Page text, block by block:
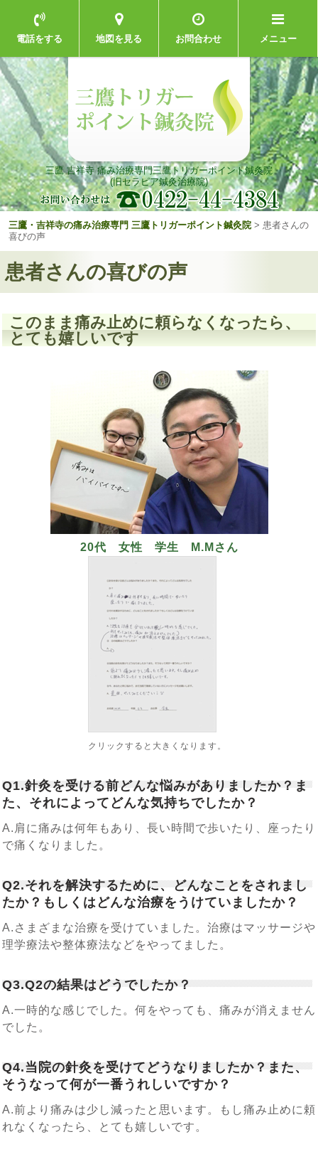
電話をする 地図を見る お問合わせ メニュー
三鷹 吉祥寺 痛み治療専門三鷹トリガーポイント鍼灸院
(旧セラピア鍼灸治療院)
三鷹・吉祥寺の痛み治療専門 三鷹トリガーポイント鍼灸院 > 患者さんの
喜びの声
患者さんの喜びの声
このまま痛み止めに頼らなくなったら、
とても嬉しいです
20代 女性 学生 M.Mさん
クリックすると大きくなります。
Q1.針灸を受ける前どんな悩みがありましたか？ま
た、それによってどんな気持ちでしたか？
A.肩に痛みは何年もあり、長い時間で歩いたり、座ったり
で痛くなりました。
Q2.それを解決するために、どんなことをされまし
たか？もしくはどんな治療をうけていましたか？
A.さまざまな治療を受けていました。治療はマッサージや
理学療法や整体療法などをやってました。
Q3.Q2の結果はどうでしたか？
A.一時的な感じでした。何をやっても、痛みが消えません
でした。
Q4.当院の針灸を受けてどうなりましたか？また、
そうなって何が一番うれしいですか？
A.前より痛みは少し減ったと思います。もし痛み止めに頼
れなくなったら、とても嬉しいです。